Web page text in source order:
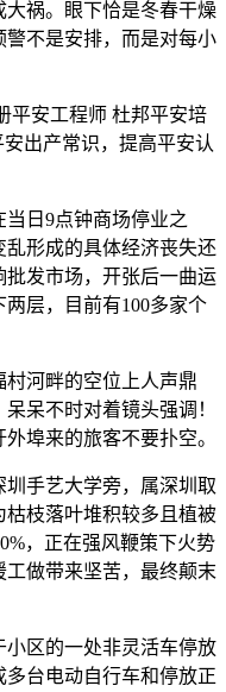
祸。眼下恰是冬春干燥
不是安排，而是对每小
安工程师 杜邦平安培
出产常识，提高平安认
日9点钟商场停业之
形成的具体经济丧失还
发市场，开张后一曲运
层，目前有100多家个
河畔的空位上人声鼎
呆不时对着镜头强调！
埠来的旅客不要扑空。
手艺大学旁，属深圳取
枝落叶堆积较多且植被
，正在强风鞭策下火势
做带来坚苦，最终颠末
区的一处非灵活车停放
台电动自行车和停放正